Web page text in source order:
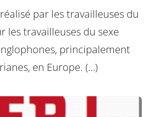
par les travailleuses du
les travailleuses du sexe
principalement
en Europe. (…)